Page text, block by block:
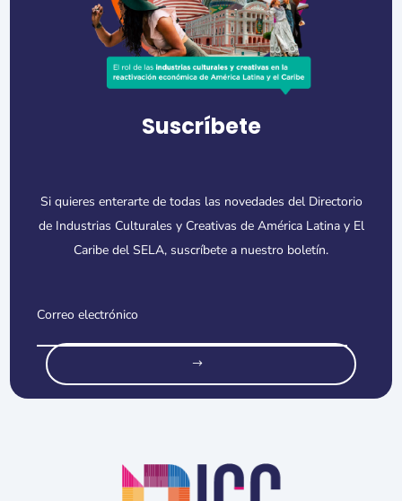
Suscríbete
Si quieres enterarte de todas las novedades del Directorio
de Industrias Culturales y Creativas de América Latina y El
Caribe del SELA, suscríbete a nuestro boletín.